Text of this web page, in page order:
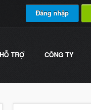
Đăng nhập
HỖ TRỢ CÔNG TY